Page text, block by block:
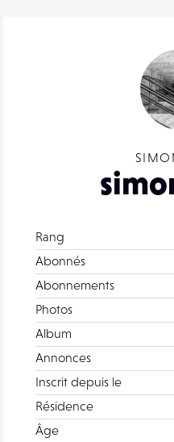
Rang
Abonnés
Abonnements
Photos
Album
Annonces
Inscrit depuis le
Résidence
Âge